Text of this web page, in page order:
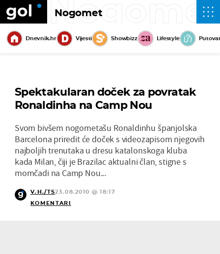
Nogomet
Dnevnik.hr Vijesti Showbizz Lifestyle
Spektakularan doček za povratak
Ronaldinha na Camp Nou
Svom bivšem nogometašu Ronaldinhu španjolska
Barcelona priredit će doček s videozapisom njegovih
najboljih trenutaka u dresu katalonskoga kluba
kada Milan, čiji je Brazilac aktualni član, stigne s
momčadi na Camp Nou...
V.H./TS23.08.2010 @ 18:17
KOMENTARI